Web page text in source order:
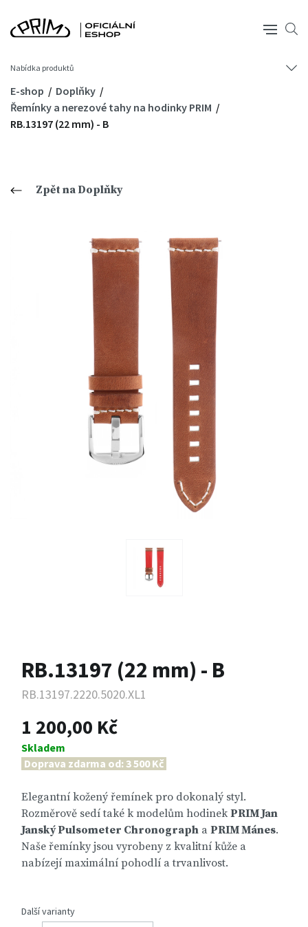
Nabídka produktů
E-shop
Doplňky
Řemínky a nerezové tahy na hodinky PRIM
RB.13197 (22 mm) - B
Zpět na Doplňky
RB.13197 (22 mm) - B
RB.13197.2220.5020.XL1
1 200,00 Kč
Skladem
Doprava zdarma od: 3 500 Kč
Elegantní kožený řemínek pro dokonalý styl.
Rozměrově sedí také k modelům hodinek PRIM Jan
Janský Pulsometer Chronograph a PRIM Mánes.
Naše řemínky jsou vyrobeny z kvalitní kůže a
nabízejí maximální pohodlí a trvanlivost.
Další varianty